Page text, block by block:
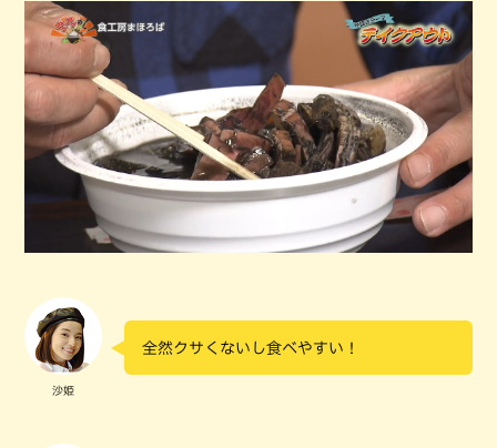
沙姫
全然クサくないし食べやすい！